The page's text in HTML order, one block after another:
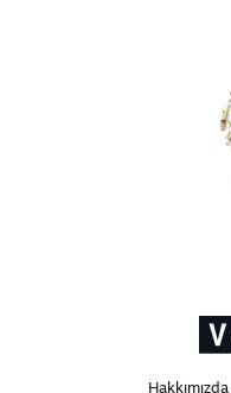
Hakkımızda